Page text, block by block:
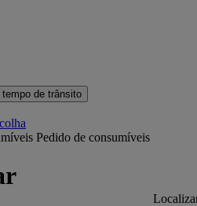
de trânsito
Pedido de consumíveis